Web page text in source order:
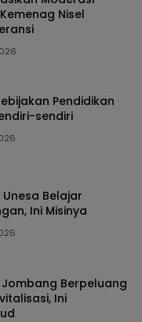
Nisel
Pendidikan
sendiri
Unesa Belajar
Ini Misinya
Jombang Berpeluang
Ini